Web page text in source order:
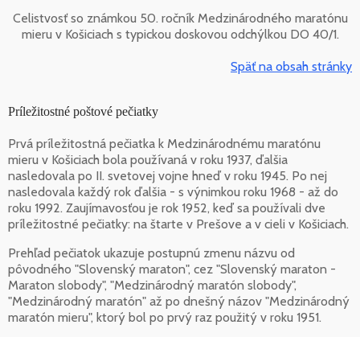
Celistvosť so známkou 50. ročník Medzinárodného maratónu
mieru v Košiciach s typickou doskovou odchýlkou DO 40/1.
Späť na obsah stránky
Príležitostné poštové pečiatky
Prvá príležitostná pečiatka k Medzinárodnému maratónu
mieru v Košiciach bola používaná v roku 1937, ďalšia
nasledovala po II. svetovej vojne hneď v roku 1945. Po nej
nasledovala každý rok ďalšia - s výnimkou roku 1968 - až do
roku 1992. Zaujímavosťou je rok 1952, keď sa používali dve
príležitostné pečiatky: na štarte v Prešove a v cieli v Košiciach.
Prehľad pečiatok ukazuje postupnú zmenu názvu od
pôvodného "Slovenský maraton", cez "Slovenský maraton -
Maraton slobody", "Medzinárodný maratón slobody",
"Medzinárodný maratón" až po dnešný názov "Medzinárodný
maratón mieru", ktorý bol po prvý raz použitý v roku 1951.